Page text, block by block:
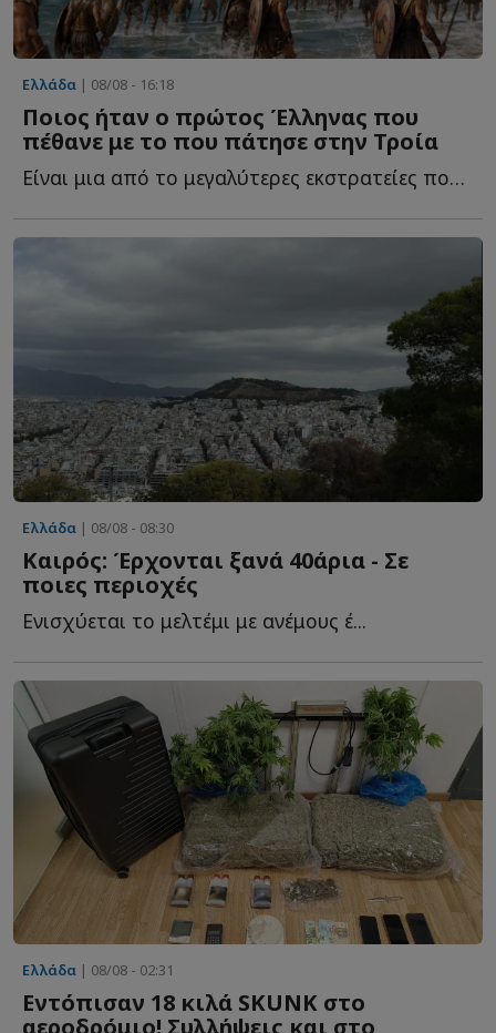
Ελλάδα | 08/08 - 16:18
Ποιος ήταν ο πρώτος Έλληνας που
πέθανε με το που πάτησε στην Τροία
Είναι μια από το μεγαλύτερες εκστρατείες που οργανώθηκε π...
Ελλάδα | 08/08 - 08:30
Καιρός: Έρχονται ξανά 40άρια - Σε
ποιες περιοχές
Ενισχύεται το μελτέμι με ανέμους έ...
Ελλάδα | 08/08 - 02:31
Εντόπισαν 18 κιλά SKUNK στο